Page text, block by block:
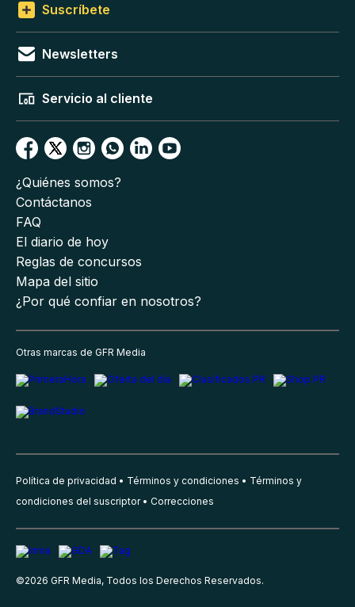
Suscríbete
Newsletters
Servicio al cliente
¿Quiénes somos?
Contáctanos
FAQ
El diario de hoy
Reglas de concursos
Mapa del sitio
¿Por qué confiar en nosotros?
Otras marcas de GFR Media
Política de privacidad Términos y condiciones
Términos y
condiciones del suscriptor
Correcciones
©2026 GFR Media, Todos los Derechos Reservados.